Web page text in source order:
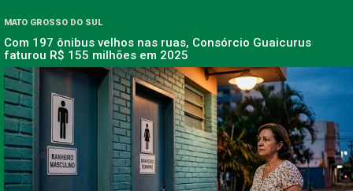
MATO GROSSO DO SUL
Com 197 ônibus velhos nas ruas, Consórcio Guaicurus
faturou R$ 155 milhões em 2025